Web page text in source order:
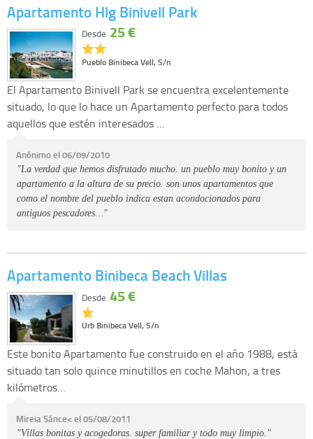
Apartamento Hlg Binivell Park
Pueblo Binibeca Vell, S/n
Desde 25 €
El Apartamento Binivell Park se encuentra excelentemente
situado, lo que lo hace un Apartamento perfecto para todos
aquellos que estén interesados …
Anónimo el 06/09/2010
"La verdad que hemos disfrutado mucho. un pueblo muy bonito y un
apartamento a la altura de su precio. son unos apartamentos que
como el nombre del pueblo indica estan acondocionados para
antiguos pescadores…"
Apartamento Binibeca Beach Villas
Urb Binibeca Vell, S/n
Desde 45 €
Este bonito Apartamento fue construido en el año 1988, está
situado tan solo quince minutillos en coche Mahon, a tres
kilómetros…
Mireia Sánce< el 05/08/2011
"Villas bonitas y acogedoras. super familiar y todo muy limpio."